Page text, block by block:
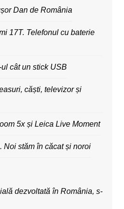
Dan de România
17T. Telefonul cu baterie
cât un stick USB
căști, televizor și
5x și Leica Live Moment
Noi stăm în căcat și noroi
dezvoltată în România, s-